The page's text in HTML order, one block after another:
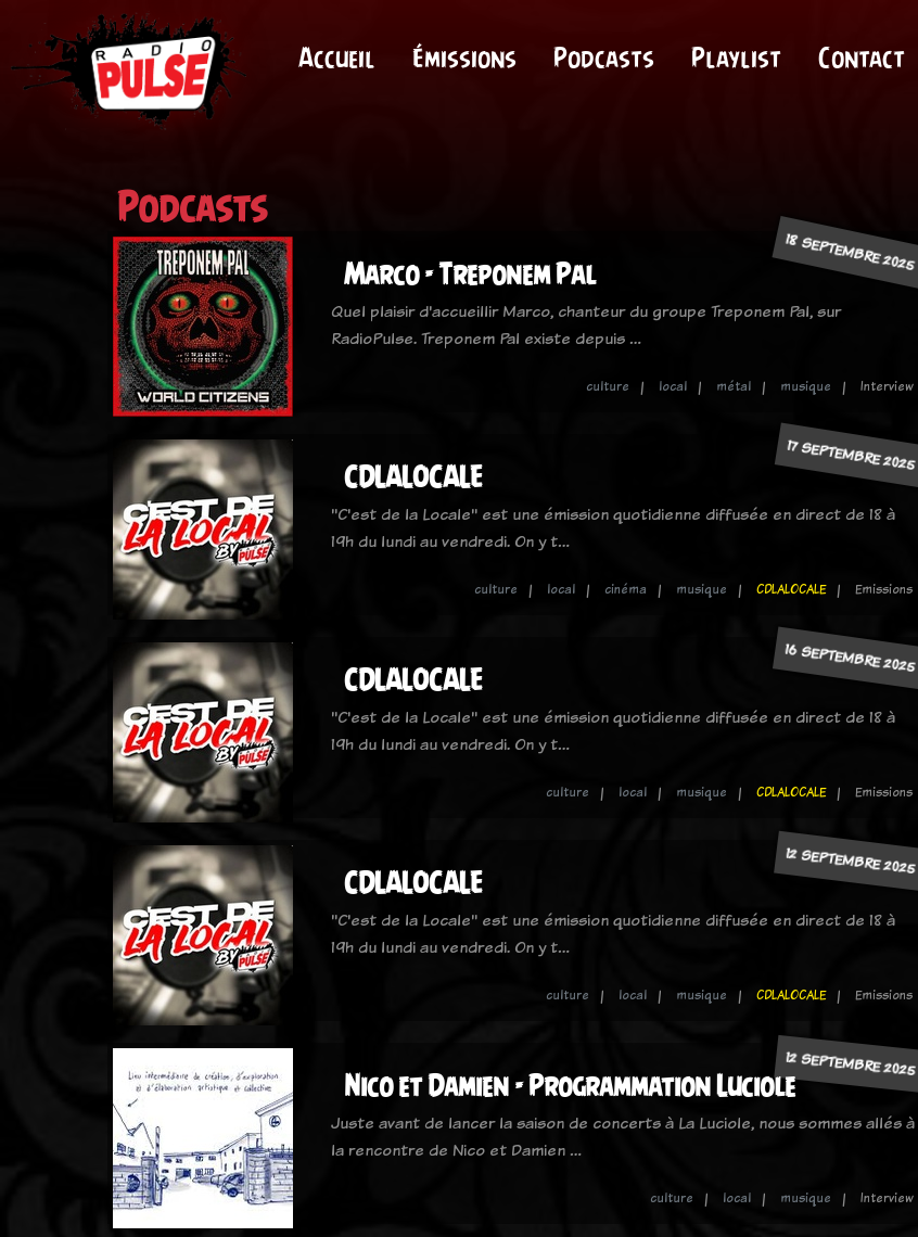
Accueil Émissions Podcasts Playlist Contact
Podcasts
18 SEPTEMBRE 2025
Marco - Treponem Pal
Quel plaisir d'accueillir Marco, chanteur du groupe Treponem Pal, sur
RadioPulse. Treponem Pal existe depuis …
culture local métal musique Interview
17 SEPTEMBRE 2025
CDLALOCALE
"C'est de la Locale" est une émission quotidienne diffusée en direct de 18 à
19h du lundi au vendredi. On y t…
culture local cinéma musique CDLALOCALE Emissions
16 SEPTEMBRE 2025
CDLALOCALE
"C'est de la Locale" est une émission quotidienne diffusée en direct de 18 à
19h du lundi au vendredi. On y t…
culture local musique CDLALOCALE Emissions
12 SEPTEMBRE 2025
CDLALOCALE
"C'est de la Locale" est une émission quotidienne diffusée en direct de 18 à
19h du lundi au vendredi. On y t…
culture local musique CDLALOCALE Emissions
12 SEPTEMBRE 2025
Nico et Damien - Programmation Luciole
Juste avant de lancer la saison de concerts à La Luciole, nous sommes allés à
la rencontre de Nico et Damien …
culture local musique Interview